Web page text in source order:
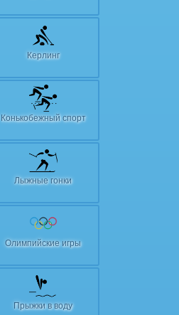
Керлинг
Конькобежный спорт
Лыжные гонки
Олимпийские игры
Прыжки в воду